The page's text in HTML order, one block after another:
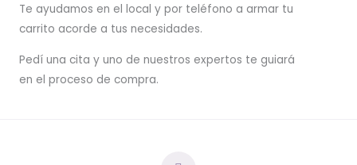
Te ayudamos en el local y por teléfono a armar tu
carrito acorde a tus necesidades.
Pedí una cita y uno de nuestros expertos te guiará
en el proceso de compra.